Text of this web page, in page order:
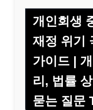
개인회생
재정 위기
가이드 |
리, 법률
묻는 질문